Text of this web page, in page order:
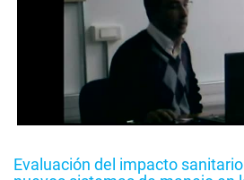
Evaluación del impacto